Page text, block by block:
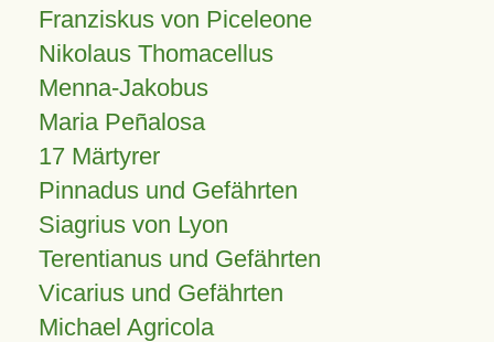
Franziskus von Piceleone
Nikolaus Thomacellus
Menna-Jakobus
Maria Peñalosa
17 Märtyrer
Pinnadus und Gefährten
Siagrius von Lyon
Terentianus und Gefährten
Vicarius und Gefährten
Michael Agricola